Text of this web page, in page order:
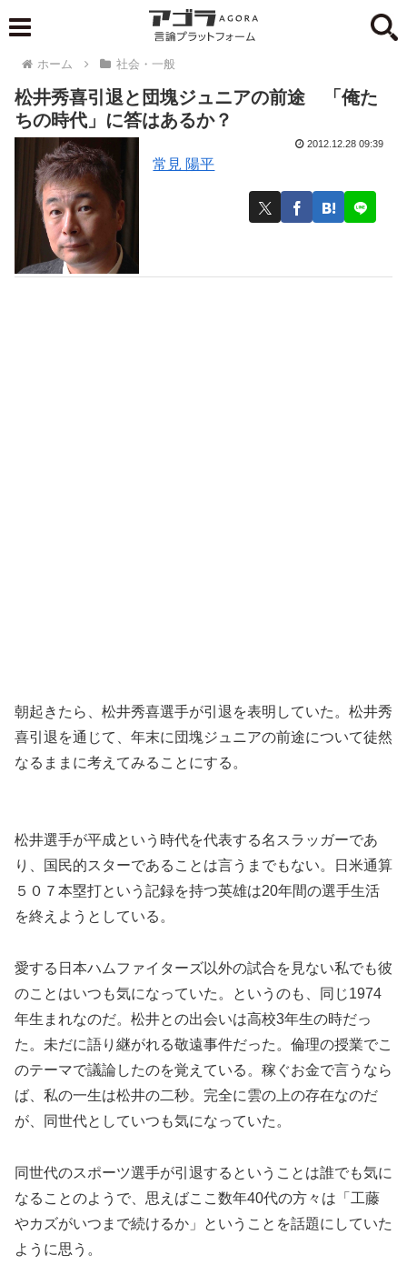
ホーム 社会・一般
松井秀喜引退と団塊ジュニアの前途 「俺た
ちの時代」に答はあるか？
常見 陽平
2012.12.28 09:39
朝起きたら、松井秀喜選手が引退を表明していた。松井秀
喜引退を通じて、年末に団塊ジュニアの前途について徒然
なるままに考えてみることにする。
松井選手が平成という時代を代表する名スラッガーであ
り、国民的スターであることは言うまでもない。日米通算
５０７本塁打という記録を持つ英雄は20年間の選手生活
を終えようとしている。
愛する日本ハムファイターズ以外の試合を見ない私でも彼
のことはいつも気になっていた。というのも、同じ1974
年生まれなのだ。松井との出会いは高校3年生の時だっ
た。未だに語り継がれる敬遠事件だった。倫理の授業でこ
のテーマで議論したのを覚えている。稼ぐお金で言うなら
ば、私の一生は松井の二秒。完全に雲の上の存在なのだ
が、同世代としていつも気になっていた。
同世代のスポーツ選手が引退するということは誰でも気に
なることのようで、思えばここ数年40代の方々は「工藤
やカズがいつまで続けるか」ということを話題にしていた
ように思う。